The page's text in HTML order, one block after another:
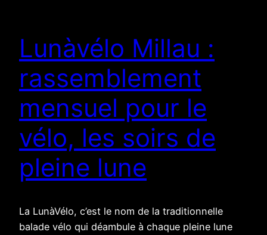
Lunàvélo Millau :
rassemblement
mensuel pour le
vélo, les soirs de
pleine lune
La LunàVélo, c’est le nom de la traditionnelle
balade vélo qui déambule à chaque pleine lune